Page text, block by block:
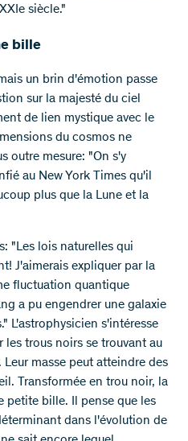
siècle."
bille
un brin d'émotion passe
sur la majesté du ciel
de lien mystique avec le
du cosmos ne
outre mesure: "On s'y
au New York Times qu'il
plus que la Lune et la
"Les lois naturelles qui
J'aimerais expliquer par la
fluctuation quantique
a pu engendrer une galaxie
L'astrophysicien s'intéresse
trous noirs se trouvant au
masse peut atteindre des
Transformée en trou noir, la
petite bille. Il pense que les
dans l'évolution de